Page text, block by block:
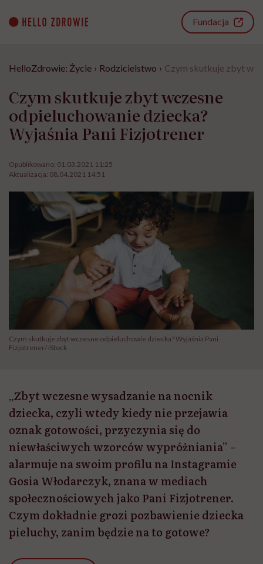
content
Fundacja
HelloZdrowie: Życie › Rodzicielstwo › Czym skutkuje zbyt
Czym skutkuje zbyt wczesne
odpieluchowanie dziecka?
Wyjaśnia Pani Fizjotrener
Opublikowano: 01.03.2021 11:25
Aktualizacja: 08.04.2021 14:51
Czym skutkuje zbyt wczesne odpieluchowie dziecka? Wyjaśnia Pani
Fizjotrener/ iStock
„Zbyt wczesne wysadzanie na nocnik
dziecka, czyli wtedy kiedy nie przejawia
oznak gotowości, przyczynia się do
niewłaściwych wzorców wypróżniania” –
alarmuje na swoim profilu na Instagramie
Gosia Włodarczyk, znana w mediach
społecznościowych jako Pani Fizjotrener.
Czym dokładnie grozi pozbawienie dziecka
pieluchy, zanim będzie na to gotowe?